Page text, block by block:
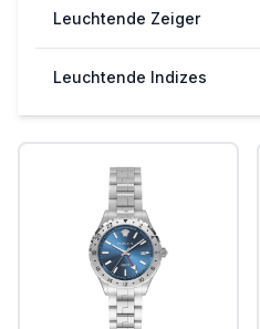
Leuchtende Zeiger
Leuchtende Indizes